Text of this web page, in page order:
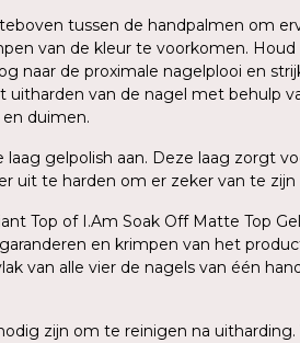
tussen de handpalmen om
van de kleur te voorkomen.
naar de proximale nagelplooi en
van de nagel met behulp
duimen.
gelpolish aan. Deze laag zorgt
uit te harden om er zeker van te
Top of I.Am Soak Off Matte Top
en krimpen van het
van alle vier de nagels van één
zijn om te reinigen na